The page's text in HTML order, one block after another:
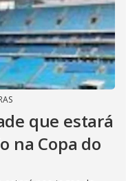
que estará
na Copa do